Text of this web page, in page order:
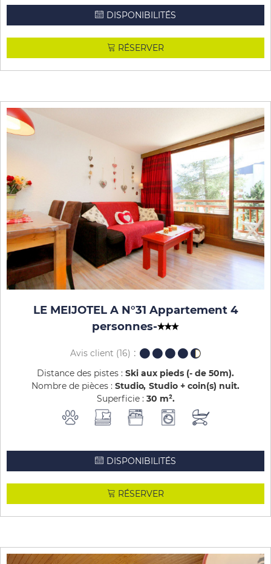
DISPONIBILITÉS
RÉSERVER
LE MEIJOTEL A N°31 Appartement 4
personnes-
Avis client (16)
Distance des pistes : Ski aux pieds (- de 50m)
Nombre de pièces : Studio Studio + coin(s) nuit
Superficie : 30 m²
DISPONIBILITÉS
RÉSERVER